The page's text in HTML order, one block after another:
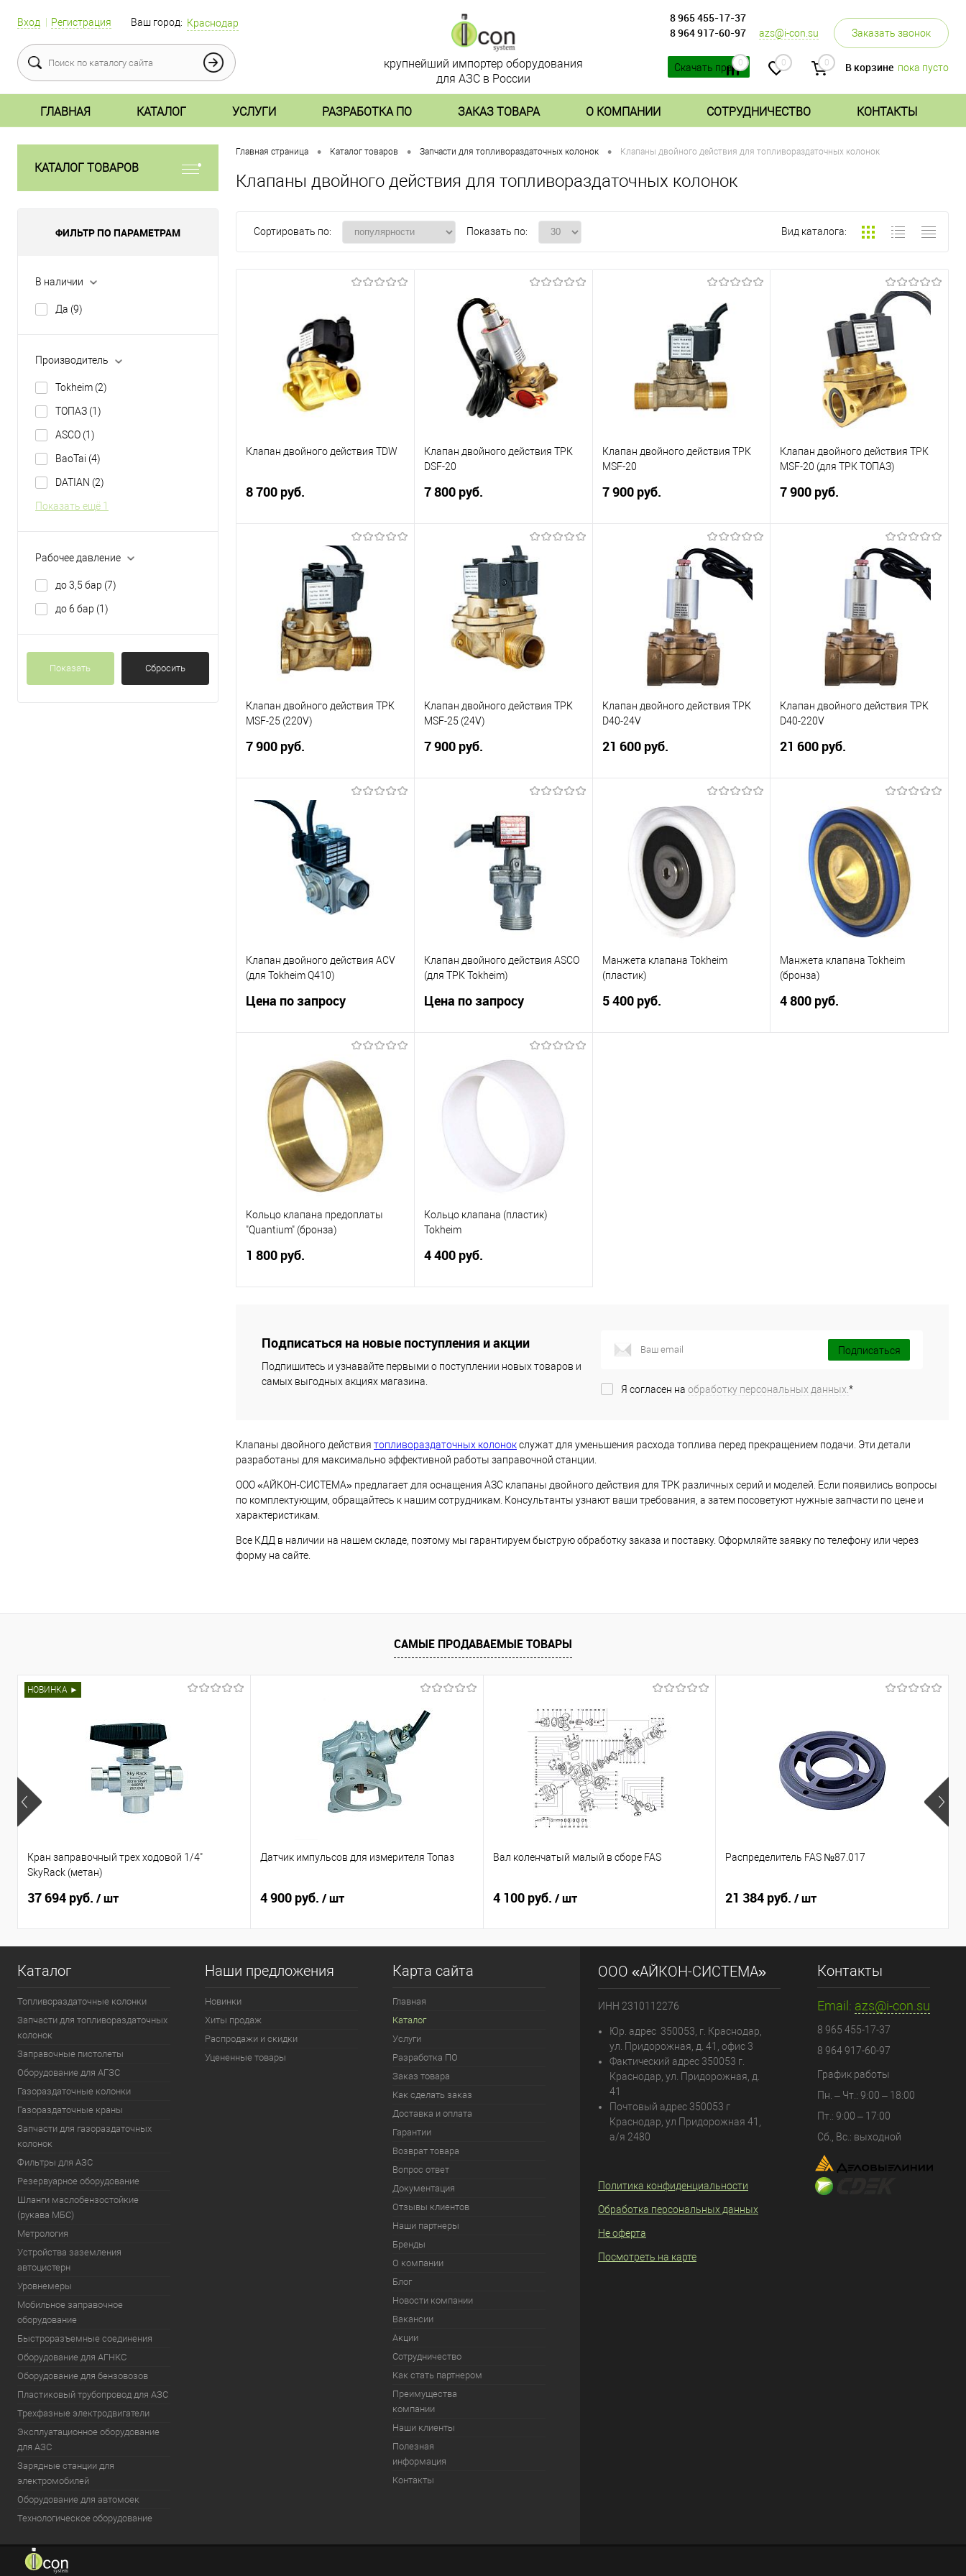
Вход Регистрация Ваш город: Краснодар
8 965 455-17-37
8 964 917-60-97
azs@i-con.su Заказать звонок
Скачать прайс
0 0 0 В корзине пока пусто
крупнейший импортер оборудования
для АЗС в России
ГЛАВНАЯ КАТАЛОГ УСЛУГИ РАЗРАБОТКА ПО ЗАКАЗ ТОВАРА О КОМПАНИИ СОТРУДНИЧЕСТВО КОНТАКТЫ
КАТАЛОГ ТОВАРОВ
ФИЛЬТР ПО ПАРАМЕТРАМ
В наличии
Да (9)
Производитель
Tokheim (2)
ТОПАЗ (1)
ASCO (1)
BaoTai (4)
DATIAN (2)
Показать ещё 1
Рабочее давление
до 3,5 бар (7)
до 6 бар (1)
Показать Сбросить
Главная страница • Каталог товаров • Запчасти для топливораздаточных колонок • Клапаны двойного действия для топливораздаточных колонок
Клапаны двойного действия для топливораздаточных колонок
Сортировать по: Показать по: Вид каталога:
Клапан двойного действия TDW
8 700 руб.
Клапан двойного действия TDW.
Купить
Купить в 1 клик
Сравнить
В избранное
В наличии
Клапан двойного действия ТРК
DSF-20
7 800 руб.
Клапан двойного действия (КДД)
для ТРК Шельф, может быть
совместим с другими ТРК схожей
конструкции. Ду = 19. Рабочее
напряжение: 220 Вольт.
Купить
Сравнить
Клапан двойного действия ТРК
MSF-20
7 900 руб.
Электромагнитный соленоидный
клапа для ТРК. Внешняя резьба
DN20. Рабочее напряжение 220
Подписаться
Купить в 1 клик
Сравнить
В избранное
Недоступно
Клапан двойного действия ТРК
MSF-20 (для ТРК ТОПАЗ)
7 900 руб.
Электромагнитный соленоидный
клапан MSF-20 для (ТРК) ТОПАЗ.
Купить
Купить в 1 клик
В избранное
В наличии
Клапан двойного действия ТРК
MSF-25 (220V)
7 900 руб.
Клапан двойного действия для
ТРК. Диаметр подсоединения
DN25. Рабочее напряжение 220
Подписаться
Купить в 1 клик
Сравнить
Клапан двойного действия ТРК
MSF-25 (24V)
7 900 руб.
Клапан двойного действия для
DN25. Рабочее напряжение 24 В.
Купить
Купить в 1 клик
Сравнить
В наличии
Клапан двойного действия ТРК
D40-24V
21 600 руб.
Клапан двойного действия (КДД)
производительности, может
быть совместим с другими ТРК
схожей конструкции. Ду = 40.
Рабочее напряжение: 24 Вольт.
Подписаться
Купить в 1 клик
В избранное
Недоступно
Клапан двойного действия ТРК
D40-220V
21 600 руб.
Клапан двойного действия (КДД)
производительности, может
быть совместим с другими ТРК
схожей конструкции. Ду = 40.
Рабочее напряжение:
Купить
Купить в 1 клик
В избранное
В наличии
Клапан двойного действия ACV
(для Tokheim Q410)
Цена по запросу
Электромагнитный соленоидный
резьба DN20. Рабочее
напряжение 24 Вольт.
Запросить цену
Купить в 1 клик
Сравнить
Клапан двойного действия ASCO
(для ТРК Tokheim)
Цена по запросу
Клапан двойного действия ASCO
011), может быть совместим с
другими ТРК схожей
Запросить цену
В избранное
Манжета клапана Tokheim
(пластик)
5 400 руб.
Манжета клапана Tokheim
(бронза)
4 800 руб.
Кольцо клапана предоплаты
"Quantium" (бронза)
1 800 руб.
Купить в 1 клик
Сравнить
В избранное
В наличии
Кольцо клапана (пластик)
Tokheim
4 400 руб.
Купить в 1 клик
Сравнить
В избранное
В наличии
Подписаться на новые поступления и акции
Подпишитесь и узнавайте первыми о поступлении новых товаров и
самых выгодных акциях магазина.
Подписаться
Я согласен на обработку персональных данных. *
Клапаны двойного действия топливораздаточных колонокслужат для уменьшения расхода топлива перед прекращением подачи. Эти детали
разработаны для максимально эффективной работы заправочной станции.
ООО «АЙКОН-СИСТЕМА» предлагает для оснащения АЗС клапаны двойного действия для ТРК различных серий и моделей. Если появились вопросы
по комплектующим, обращайтесь к нашим сотрудникам. Консультанты узнают ваши требования, а затем посоветуют нужные запчасти по цене и
характеристикам.
Все КДД в наличии на нашем складе, поэтому мы гарантируем быструю обработку заказа и поставку. Оформляйте заявку по телефону или через
форму на сайте.
САМЫЕ ПРОДАВАЕМЫЕ ТОВАРЫ
НОВИНКА ►
Кран заправочный трех ходовой 1/4"
SkyRack (метан)
37 694 руб. / шт
Датчик импульсов для измерителя Топаз
4 900 руб. / шт
Вал коленчатый малый в сборе FAS
4 100 руб. / шт
Распределитель FAS №87.017
21 384 руб./ шт
Каталог
Топливораздаточные колонки
Запчасти для топливораздаточных
колонок
Заправочные пистолеты
Оборудование для АГЗС
Газораздаточные колонки
Газораздаточные краны
Запчасти для газораздаточных
колонок
Фильтры для АЗС
Резервуарное оборудование
Шланги маслобензостойкие
(рукава МБС)
Метрология
Устройства заземления
автоцистерн
Уровнемеры
Мобильное заправочное
оборудование
Быстроразъемные соединения
Оборудование для АГНКС
Оборудование для бензовозов
Пластиковый трубопровод для АЗС
Трехфазные электродвигатели
Эксплуатационное оборудование
для АЗС
Зарядные станции для
электромобилей
Оборудование для автомоек
Технологическое оборудование
Наши предложения
Новинки
Хиты продаж
Распродажи и скидки
Уцененные товары
Карта сайта
Главная
Каталог
Услуги
Разработка ПО
Заказ товара
Как сделать заказ
Доставка и оплата
Гарантии
Возврат товара
Вопрос ответ
Документация
Отзывы клиентов
Наши партнеры
Бренды
О компании
Блог
Новости компании
Вакансии
Акции
Сотрудничество
Как стать партнером
Преимущества
компании
Наши клиенты
Полезная
информация
Контакты
ООО «АЙКОН-СИСТЕМА»
ИНН 2310112276
Юр. адрес 350053, г. Краснодар,
ул. Придорожная, д. 41, офис 3
Фактический адрес350053 г.
Краснодар , ул. Придорожная, д.
41
Почтовый адрес 350053 г
Краснодар, ул Придорожная 41,
а/я 2480
Политика конфиденциальности
Обработка персональных данных
Не оферта
Посмотреть на карте
Контакты
Email: azs@i-con.su
8 965 455-17-37
8 964 917-60-97
График работы
Пн. – Чт.: 9:00 – 18:00
Пт.: 9:00 – 17:00
Сб., Вс.: выходной